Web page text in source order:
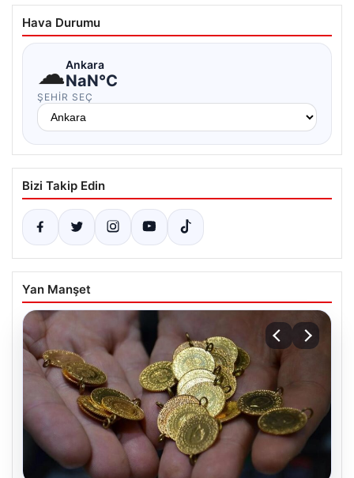
Hava Durumu
☁Ankara
NaN°C
ŞEHIR SEÇ
Bizi Takip Edin
Yan Manşet